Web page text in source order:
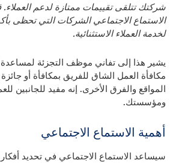
شركتك تتلقى تقييمات ممتازة لدعم العملاء.
الاستماع الاجتماعي الشركات التي تحظى
لخدمة العملاء الاستثنائية.
يشير هذا إلى تفاني موظف التجزئة لمساعدة
مكافأة العمل الشاق للفريق بمكافأة أو
المواقع والفرق الأخرى. إنه مفيد للجانبين
ومؤسستك.
أهمية الاستماع الاجتماعي
سيساعد الاستماع الاجتماعي في تحديد